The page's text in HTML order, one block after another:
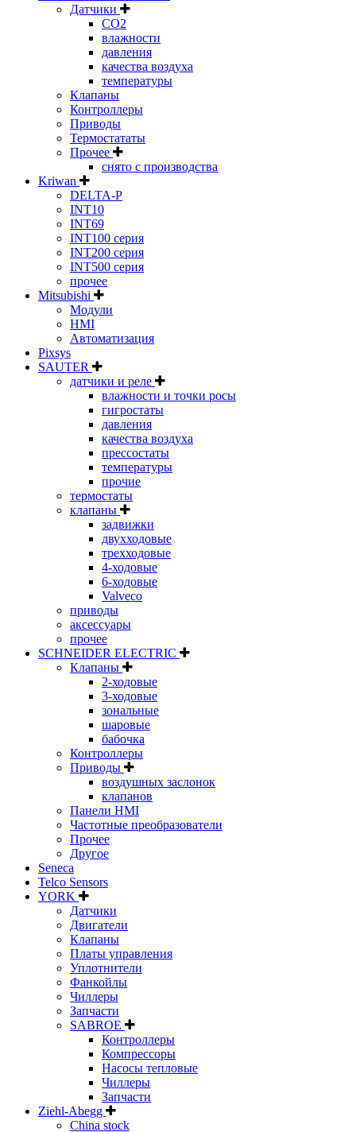
Датчики
CO2
влажности
давления
качества воздуха
температуры
Клапаны
Контроллеры
Приводы
Термостататы
Прочее
снято с производства
Kriwan
DELTA-P
INT10
INT69
INT100 серия
INT200 серия
INT500 серия
прочее
Mitsubishi
Модули
HMI
Автоматизация
Pixsys
SAUTER
датчики и реле
влажности и точки росы
гигростаты
давления
качества воздуха
прессостаты
температуры
прочие
термостаты
клапаны
задвижки
двухходовые
трехходовые
4-ходовые
6-ходовые
Valveco
приводы
аксессуары
прочее
SCHNEIDER ELECTRIC
Клапаны
2-ходовые
3-ходовые
зональные
шаровые
бабочка
Контроллеры
Приводы
воздушных заслонок
клапанов
Панели HMI
Частотные преобразователи
Прочее
Другое
Seneca
Telco Sensors
YORK
Датчики
Двигатели
Клапаны
Платы управления
Уплотнители
Фанкойлы
Чиллеры
Запчасти
SABROE
Контроллеры
Компрессоры
Насосы тепловые
Чиллеры
Запчасти
Ziehl-Abegg
China stock